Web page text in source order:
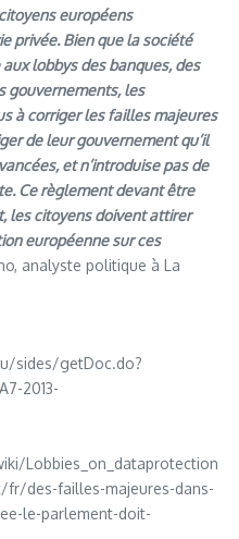
européens
privée. Bien que la société
lobbys des banques, des
gouvernements, les
à corriger les failles majeures
de leur gouvernement qu’il
et n’introduise pas de
Ce règlement devant être
les citoyens doivent attirer
européenne sur ces
analyste politique à La
sides/getDoc.do?
2013-
Lobbies_on_dataprotection
des-failles-majeures-dans-
le-parlement-doit-